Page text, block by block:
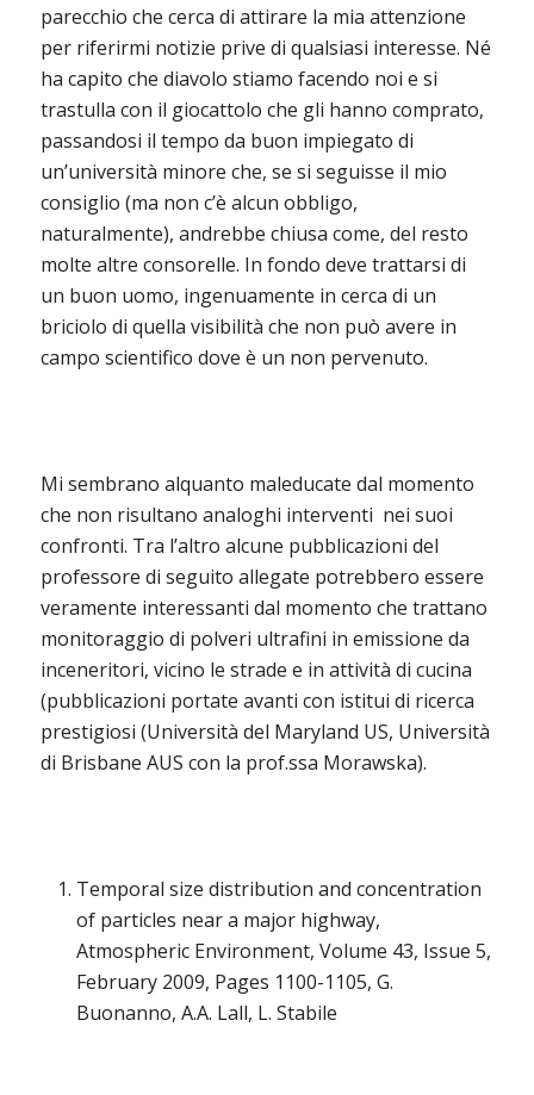
parecchio che cerca di attirare la mia attenzione
per riferirmi notizie prive di qualsiasi interesse. Né
ha capito che diavolo stiamo facendo noi e si
trastulla con il giocattolo che gli hanno comprato,
passandosi il tempo da buon impiegato di
un’università minore che, se si seguisse il mio
consiglio (ma non c’è alcun obbligo,
naturalmente), andrebbe chiusa come, del resto
molte altre consorelle. In fondo deve trattarsi di
un buon uomo, ingenuamente in cerca di un
briciolo di quella visibilità che non può avere in
campo scientifico dove è un non pervenuto.
Mi sembrano alquanto maleducate dal momento
che non risultano analoghi interventi nei suoi
confronti. Tra l’altro alcune pubblicazioni del
professore di seguito allegate potrebbero essere
veramente interessanti dal momento che trattano
monitoraggio di polveri ultrafini in emissione da
inceneritori, vicino le strade e in attività di cucina
(pubblicazioni portate avanti con istitui di ricerca
prestigiosi (Università del Maryland US, Università
di Brisbane AUS con la prof.ssa Morawska).
Temporal size distribution and concentration
of particles near a major highway,
Atmospheric Environment, Volume 43, Issue 5,
February 2009, Pages 1100-1105, G.
Buonanno, A.A. Lall, L. Stabile